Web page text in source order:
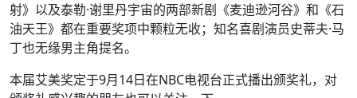
射》以及泰勒·谢里丹宇宙的两部新剧《麦迪逊河谷》和《石
油天王》都在重要奖项中颗粒无收；知名喜剧演员史蒂夫·马
丁也无缘男主角提名。
本届艾美奖定于9月14日在NBC电视台正式播出颁奖礼，对